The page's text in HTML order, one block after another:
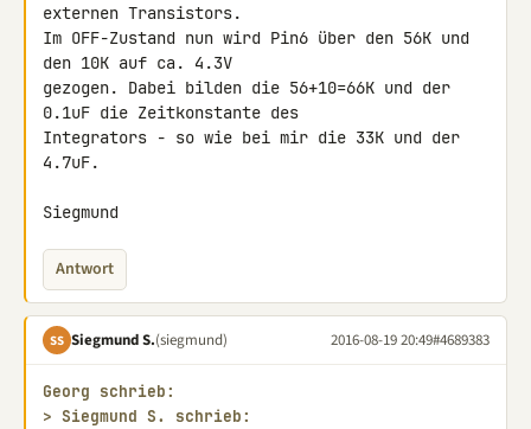
externen Transistors.
Im OFF-Zustand nun wird Pin6 über den 56K und
den 10K auf ca. 4.3V
gezogen. Dabei bilden die 56+10=66K und der
0.1uF die Zeitkonstante des
Integrators - so wie bei mir die 33K und der
4.7uF.
Siegmund
Antwort
SS Siegmund S.(siegmund) 2016-08-19 20:49#4689383
Georg schrieb:
> Siegmund S. schrieb: